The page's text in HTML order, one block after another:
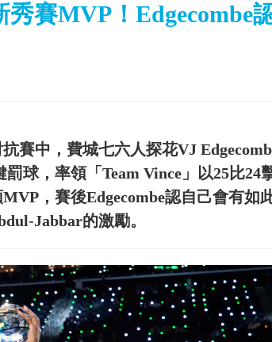
賽MVP！Edgecombe
賽中，費城七六人探花VJ
球，率領「Team Vince」以25比24
MVP，賽後Edgecombe認自己會有如
Jabbar的激勵。